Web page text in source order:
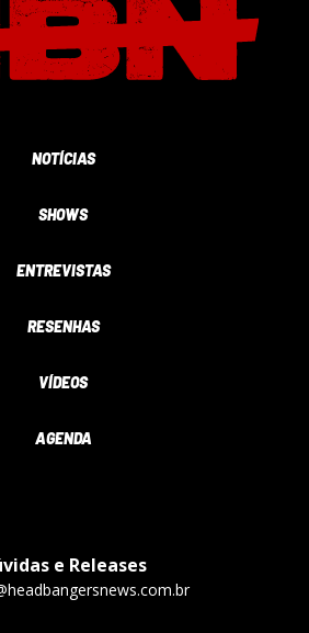
NOTÍCIAS
SHOWS
ENTREVISTAS
RESENHAS
VÍDEOS
AGENDA
e Releases